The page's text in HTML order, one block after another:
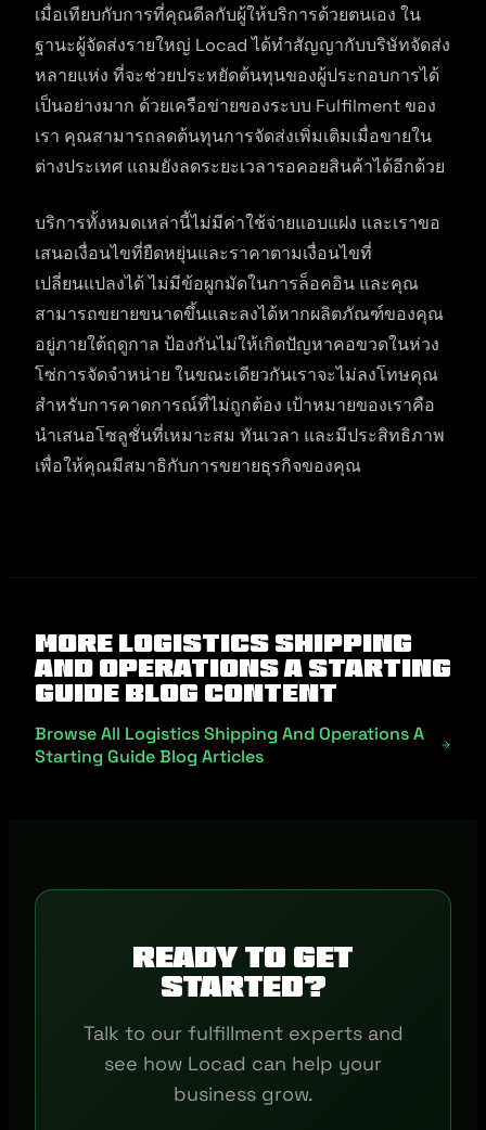
เมื่อเทียบกับการที่คุณดีลกับผู้ให้บริการด้วยตนเอง ใน
ฐานะผู้จัดส่งรายใหญ่ Locad ได้ทำสัญญากับบริษัทจัดส่ง
หลายแห่ง ที่จะช่วยประหยัดต้นทุนของผู้ประกอบการได้
เป็นอย่างมาก ด้วยเครือข่ายของระบบ Fulfilment ของ
เรา คุณสามารถลดต้นทุนการจัดส่งเพิ่มเติมเมื่อขายใน
ต่างประเทศ แถมยังลดระยะเวลารอคอยสินค้าได้อีกด้วย
บริการทั้งหมดเหล่านี้ไม่มีค่าใช้จ่ายแอบแฝง และเราขอ
เสนอเงื่อนไขที่ยืดหยุ่นและราคาตามเงื่อนไขที่
เปลี่ยนแปลงได้ ไม่มีข้อผูกมัดในการล็อคอิน และคุณ
สามารถขยายขนาดขึ้นและลงได้หากผลิตภัณฑ์ของคุณ
อยู่ภายใต้ฤดูกาล ป้องกันไม่ให้เกิดปัญหาคอขวดในห่วง
โซ่การจัดจำหน่าย ในขณะเดียวกันเราจะไม่ลงโทษคุณ
สำหรับการคาดการณ์ที่ไม่ถูกต้อง เป้าหมายของเราคือ
นำเสนอโซลูชั่นที่เหมาะสม ทันเวลา และมีประสิทธิภาพ
เพื่อให้คุณมีสมาธิกับการขยายธุรกิจของคุณ
More Logistics Shipping
And Operations A Starting
Guide Blog Content
Browse All Logistics Shipping And Operations A
Starting Guide Blog Articles
Ready to get
started?
Talk to our fulfillment experts and
see how Locad can help your
business grow.